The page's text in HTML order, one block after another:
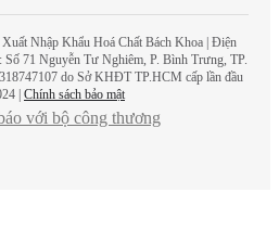
Nhập Khẩu Hoá Chất Bách Khoa | Điện
71 Nguyễn Tư Nghiêm, P. Bình Trưng, TP.
do Sở KHĐT TP.HCM cấp lần đầu
| Chính sách bảo mật